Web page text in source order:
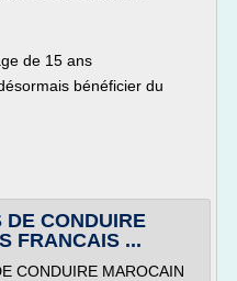
de 15 ans
bénéficier du
DE CONDUIRE
FRANCAIS ...
CONDUIRE MAROCAIN